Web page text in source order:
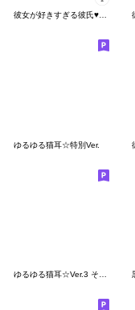
彼女が好きすぎる彼氏♥着ぐるみカップル
ゆるゆる猫耳☆特別Ver.